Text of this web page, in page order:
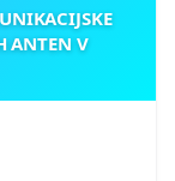
ANTEN V